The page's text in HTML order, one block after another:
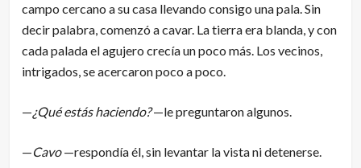
campo cercano a su casa llevando consigo una pala. Sin
decir palabra, comenzó a cavar. La tierra era blanda, y con
cada palada el agujero crecía un poco más. Los vecinos,
intrigados, se acercaron poco a poco.
—¿Qué estás haciendo?—le preguntaron algunos.
—Cavo—respondía él, sin levantar la vista ni detenerse.